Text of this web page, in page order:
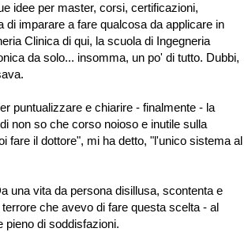
idee per master, corsi, certificazioni,
di imparare a fare qualcosa da applicare in
Clinica di qui, la scuola di Ingegneria
da solo... insomma, un po' di tutto. Dubbi,
puntualizzare e chiarire - finalmente - la
non so che corso noioso e inutile sulla
fare il dottore", mi ha detto, "l'unico sistema al
una vita da persona disillusa, scontenta e
che avevo di fare questa scelta - al
pieno di soddisfazioni.